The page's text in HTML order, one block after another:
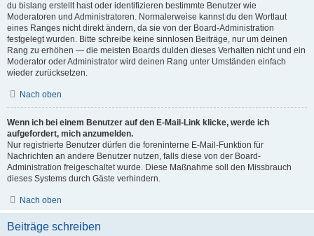
du bislang erstellt hast oder identifizieren bestimmte Benutzer wie
Moderatoren und Administratoren. Normalerweise kannst du den Wortlaut
eines Ranges nicht direkt ändern, da sie von der Board-Administration
festgelegt wurden. Bitte schreibe keine sinnlosen Beiträge, nur um deinen
Rang zu erhöhen — die meisten Boards dulden dieses Verhalten nicht und ein
Moderator oder Administrator wird deinen Rang unter Umständen einfach
wieder zurücksetzen.
Nach oben
Wenn ich bei einem Benutzer auf den E-Mail-Link klicke, werde ich
aufgefordert, mich anzumelden.
Nur registrierte Benutzer dürfen die foreninterne E-Mail-Funktion für
Nachrichten an andere Benutzer nutzen, falls diese von der Board-
Administration freigeschaltet wurde. Diese Maßnahme soll den Missbrauch
dieses Systems durch Gäste verhindern.
Nach oben
Beiträge schreiben